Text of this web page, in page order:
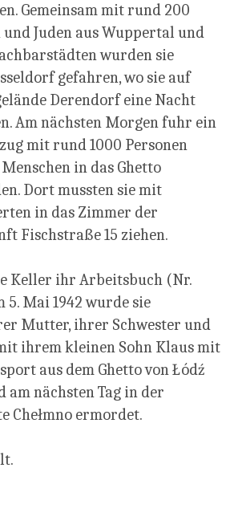
Gemeinsam mit rund 200
Juden aus Wuppertal und
wurden sie
gefahren, wo sie auf
Derendorf eine Nacht
Am nächsten Morgen fuhr ein
mit rund 1000 Personen
in das Ghetto
Dort mussten sie mit
in das Zimmer der
Fischstraße 15 ziehen.
Keller ihr Arbeitsbuch (Nr.
5. Mai 1942 wurde sie
Mutter, ihrer Schwester und
ihrem kleinen Sohn Klaus mit
aus dem Ghetto von Łódź
am nächsten Tag in der
Chełmno ermordet.